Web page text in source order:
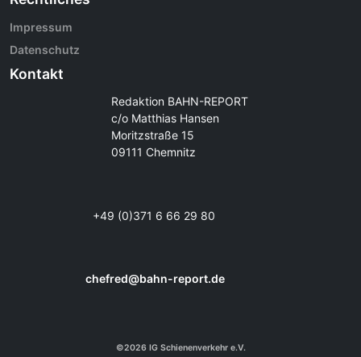
Impressum
Datenschutz
Kontakt
Redaktion BAHN-REPORT
c/o Matthias Hansen
Moritzstraße 15
09111 Chemnitz
+49 (0)371 6 66 29 80
chefred@bahn-report.de
©2026 IG Schienenverkehr e.V.